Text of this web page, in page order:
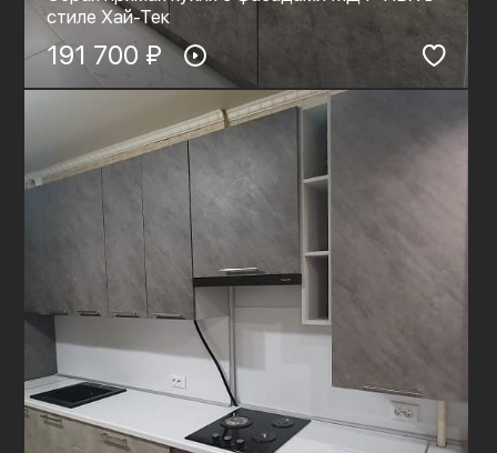
стиле Хай-Тек
191 700 ₽